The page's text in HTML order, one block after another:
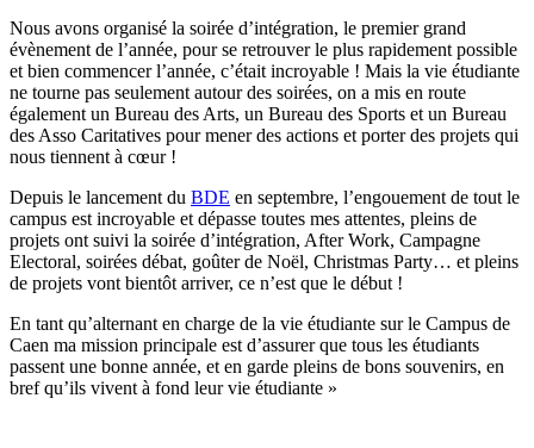
Nous avons organisé la soirée d’intégration, le premier grand
évènement de l’année, pour se retrouver le plus rapidement possible
et bien commencer l’année, c’était incroyable ! Mais la vie étudiante
ne tourne pas seulement autour des soirées, on a mis en route
également un Bureau des Arts, un Bureau des Sports et un Bureau
des Asso Caritatives pour mener des actions et porter des projets qui
nous tiennent à cœur !
Depuis le lancement du BDE en septembre, l’engouement de tout le
campus est incroyable et dépasse toutes mes attentes, pleins de
projets ont suivi la soirée d’intégration, After Work, Campagne
Electoral, soirées débat, goûter de Noël, Christmas Party… et pleins
de projets vont bientôt arriver, ce n’est que le début !
En tant qu’alternant en charge de la vie étudiante sur le Campus de
Caen ma mission principale est d’assurer que tous les étudiants
passent une bonne année, et en garde pleins de bons souvenirs, en
bref qu’ils vivent à fond leur vie étudiante »